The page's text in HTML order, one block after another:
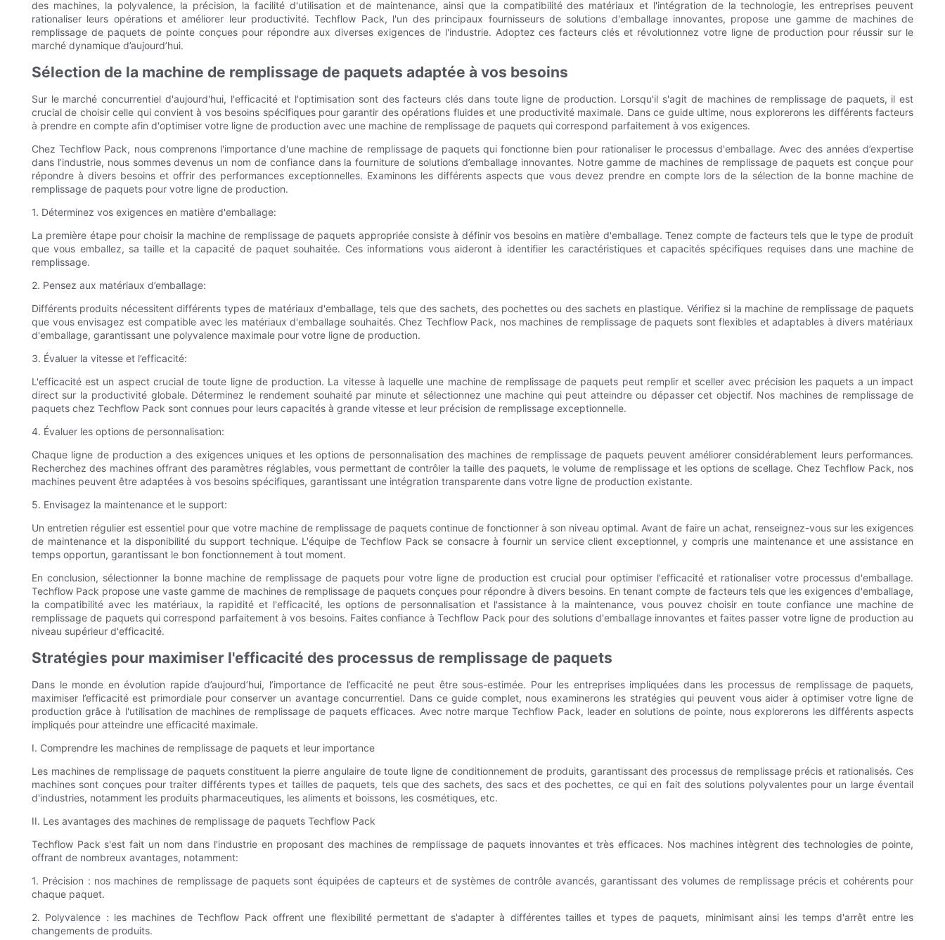
des machines, la polyvalence, la précision, la facilité d'utilisation et de maintenance, ainsi que la compatibilité des matériaux et l'intégration de la technologie, les entreprises peuvent
rationaliser leurs opérations et améliorer leur productivité. Techflow Pack, l'un des principaux fournisseurs de solutions d'emballage innovantes, propose une gamme de machines de
remplissage de paquets de pointe conçues pour répondre aux diverses exigences de l'industrie. Adoptez ces facteurs clés et révolutionnez votre ligne de production pour réussir sur le
marché dynamique d’aujourd’hui.
Sélection de la machine de remplissage de paquets adaptée à vos besoins
Sur le marché concurrentiel d'aujourd'hui, l'efficacité et l'optimisation sont des facteurs clés dans toute ligne de production. Lorsqu'il s'agit de machines de remplissage de paquets, il est
crucial de choisir celle qui convient à vos besoins spécifiques pour garantir des opérations fluides et une productivité maximale. Dans ce guide ultime, nous explorerons les différents facteurs
à prendre en compte afin d'optimiser votre ligne de production avec une machine de remplissage de paquets qui correspond parfaitement à vos exigences.
Chez Techflow Pack, nous comprenons l'importance d'une machine de remplissage de paquets qui fonctionne bien pour rationaliser le processus d'emballage. Avec des années d’expertise
dans l’industrie, nous sommes devenus un nom de confiance dans la fourniture de solutions d’emballage innovantes. Notre gamme de machines de remplissage de paquets est conçue pour
répondre à divers besoins et offrir des performances exceptionnelles. Examinons les différents aspects que vous devez prendre en compte lors de la sélection de la bonne machine de
remplissage de paquets pour votre ligne de production.
1. Déterminez vos exigences en matière d'emballage:
La première étape pour choisir la machine de remplissage de paquets appropriée consiste à définir vos besoins en matière d'emballage. Tenez compte de facteurs tels que le type de produit
que vous emballez, sa taille et la capacité de paquet souhaitée. Ces informations vous aideront à identifier les caractéristiques et capacités spécifiques requises dans une machine de
remplissage.
2. Pensez aux matériaux d’emballage:
Différents produits nécessitent différents types de matériaux d'emballage, tels que des sachets, des pochettes ou des sachets en plastique. Vérifiez si la machine de remplissage de paquets
que vous envisagez est compatible avec les matériaux d'emballage souhaités. Chez Techflow Pack, nos machines de remplissage de paquets sont flexibles et adaptables à divers matériaux
d'emballage, garantissant une polyvalence maximale pour votre ligne de production.
3. Évaluer la vitesse et l’efficacité:
L'efficacité est un aspect crucial de toute ligne de production. La vitesse à laquelle une machine de remplissage de paquets peut remplir et sceller avec précision les paquets a un impact
direct sur la productivité globale. Déterminez le rendement souhaité par minute et sélectionnez une machine qui peut atteindre ou dépasser cet objectif. Nos machines de remplissage de
paquets chez Techflow Pack sont connues pour leurs capacités à grande vitesse et leur précision de remplissage exceptionnelle.
4. Évaluer les options de personnalisation:
Chaque ligne de production a des exigences uniques et les options de personnalisation des machines de remplissage de paquets peuvent améliorer considérablement leurs performances.
Recherchez des machines offrant des paramètres réglables, vous permettant de contrôler la taille des paquets, le volume de remplissage et les options de scellage. Chez Techflow Pack, nos
machines peuvent être adaptées à vos besoins spécifiques, garantissant une intégration transparente dans votre ligne de production existante.
5. Envisagez la maintenance et le support:
Un entretien régulier est essentiel pour que votre machine de remplissage de paquets continue de fonctionner à son niveau optimal. Avant de faire un achat, renseignez-vous sur les exigences
de maintenance et la disponibilité du support technique. L'équipe de Techflow Pack se consacre à fournir un service client exceptionnel, y compris une maintenance et une assistance en
temps opportun, garantissant le bon fonctionnement à tout moment.
En conclusion, sélectionner la bonne machine de remplissage de paquets pour votre ligne de production est crucial pour optimiser l'efficacité et rationaliser votre processus d'emballage.
Techflow Pack propose une vaste gamme de machines de remplissage de paquets conçues pour répondre à divers besoins. En tenant compte de facteurs tels que les exigences d'emballage,
la compatibilité avec les matériaux, la rapidité et l'efficacité, les options de personnalisation et l'assistance à la maintenance, vous pouvez choisir en toute confiance une machine de
remplissage de paquets qui correspond parfaitement à vos besoins. Faites confiance à Techflow Pack pour des solutions d'emballage innovantes et faites passer votre ligne de production au
niveau supérieur d'efficacité.
Stratégies pour maximiser l'efficacité des processus de remplissage de paquets
Dans le monde en évolution rapide d’aujourd’hui, l’importance de l’efficacité ne peut être sous-estimée. Pour les entreprises impliquées dans les processus de remplissage de paquets,
maximiser l’efficacité est primordiale pour conserver un avantage concurrentiel. Dans ce guide complet, nous examinerons les stratégies qui peuvent vous aider à optimiser votre ligne de
production grâce à l'utilisation de machines de remplissage de paquets efficaces. Avec notre marque Techflow Pack, leader en solutions de pointe, nous explorerons les différents aspects
impliqués pour atteindre une efficacité maximale.
I. Comprendre les machines de remplissage de paquets et leur importance
Les machines de remplissage de paquets constituent la pierre angulaire de toute ligne de conditionnement de produits, garantissant des processus de remplissage précis et rationalisés. Ces
machines sont conçues pour traiter différents types et tailles de paquets, tels que des sachets, des sacs et des pochettes, ce qui en fait des solutions polyvalentes pour un large éventail
d'industries, notamment les produits pharmaceutiques, les aliments et boissons, les cosmétiques, etc.
II. Les avantages des machines de remplissage de paquets Techflow Pack
Techflow Pack s'est fait un nom dans l'industrie en proposant des machines de remplissage de paquets innovantes et très efficaces. Nos machines intègrent des technologies de pointe,
offrant de nombreux avantages, notamment:
1. Précision : nos machines de remplissage de paquets sont équipées de capteurs et de systèmes de contrôle avancés, garantissant des volumes de remplissage précis et cohérents pour
chaque paquet.
2. Polyvalence : les machines de Techflow Pack offrent une flexibilité permettant de s'adapter à différentes tailles et types de paquets, minimisant ainsi les temps d'arrêt entre les
changements de produits.